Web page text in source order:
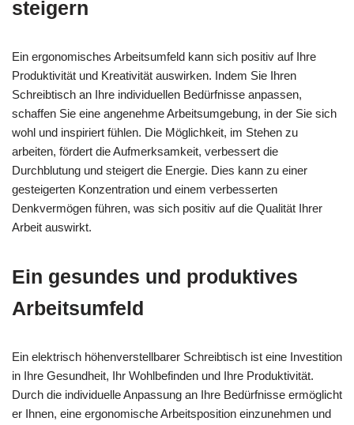
steigern
Ein ergonomisches Arbeitsumfeld kann sich positiv auf Ihre
Produktivität und Kreativität auswirken. Indem Sie Ihren
Schreibtisch an Ihre individuellen Bedürfnisse anpassen,
schaffen Sie eine angenehme Arbeitsumgebung, in der Sie sich
wohl und inspiriert fühlen. Die Möglichkeit, im Stehen zu
arbeiten, fördert die Aufmerksamkeit, verbessert die
Durchblutung und steigert die Energie. Dies kann zu einer
gesteigerten Konzentration und einem verbesserten
Denkvermögen führen, was sich positiv auf die Qualität Ihrer
Arbeit auswirkt.
Ein gesundes und produktives
Arbeitsumfeld
Ein elektrisch höhenverstellbarer Schreibtisch ist eine Investition
in Ihre Gesundheit, Ihr Wohlbefinden und Ihre Produktivität.
Durch die individuelle Anpassung an Ihre Bedürfnisse ermöglicht
er Ihnen, eine ergonomische Arbeitsposition einzunehmen und